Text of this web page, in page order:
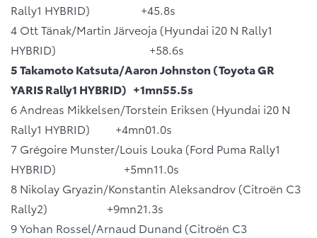
Rally1 HYBRID) +45.8s
4 Ott Tänak/Martin Järveoja (Hyundai i20 N Rally1
HYBRID) +58.6s
5 Takamoto Katsuta/Aaron Johnston (Toyota GR
YARIS Rally1 HYBRID) +1mn55.5s
6 Andreas Mikkelsen/Torstein Eriksen (Hyundai i20 N
Rally1 HYBRID) +4mn01.0s
7 Grégoire Munster/Louis Louka (Ford Puma Rally1
HYBRID) +5mn11.0s
8 Nikolay Gryazin/Konstantin Aleksandrov (Citroën C3
Rally2) +9mn21.3s
9 Yohan Rossel/Arnaud Dunand (Citroën C3